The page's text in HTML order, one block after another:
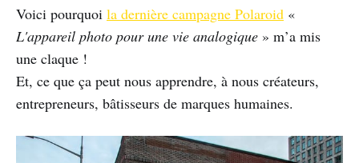
Voici pourquoi la dernière campagne Polaroid «
L'appareil photo pour une vie analogique » m’a mis
une claque !
Et, ce que ça peut nous apprendre, à nous créateurs,
entrepreneurs, bâtisseurs de marques humaines.